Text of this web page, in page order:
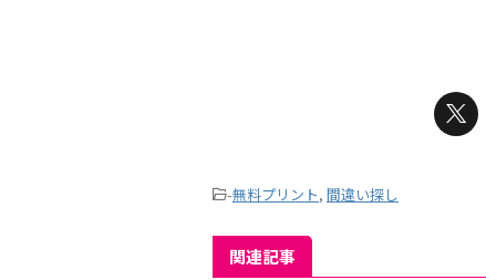
-無料プリント, 間違い探し
関連記事